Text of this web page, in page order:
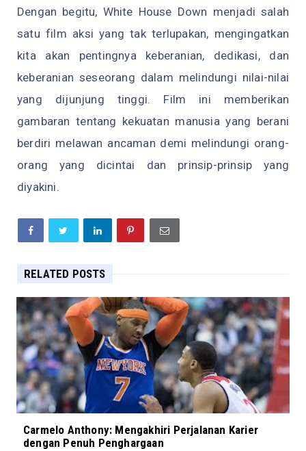
Dengan begitu, White House Down menjadi salah
satu film aksi yang tak terlupakan, mengingatkan
kita akan pentingnya keberanian, dedikasi, dan
keberanian seseorang dalam melindungi nilai-nilai
yang dijunjung tinggi. Film ini memberikan
gambaran tentang kekuatan manusia yang berani
berdiri melawan ancaman demi melindungi orang-
orang yang dicintai dan prinsip-prinsip yang
diyakini.
RELATED POSTS
Carmelo Anthony: Mengakhiri Perjalanan Karier
dengan Penuh Penghargaan